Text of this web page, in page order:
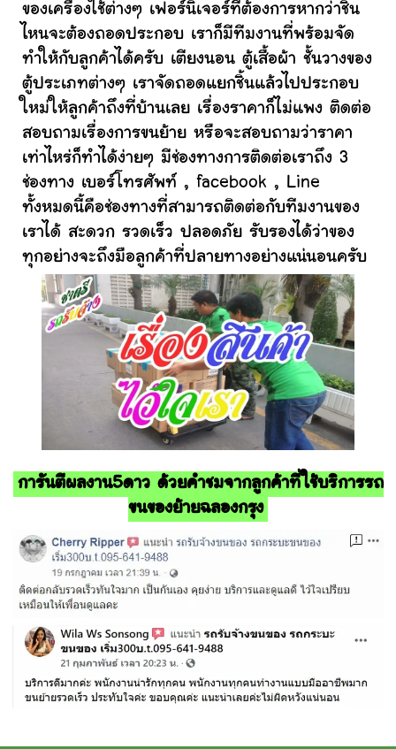
ของเครื่องใช้ต่างๆ เฟอร์นิเจอร์ที่ต้องการหากว่าชิ้น
ไหนจะต้องถอดประกอบ เราก็มีทีมงานที่พร้อมจัด
ทำให้กับลูกค้าได้ครับ เตียงนอน ตู้เสื้อผ้า ชั้นวางของ
ตู้ประเภทต่างๆ เราจัดถอดแยกชิ้นแล้วไปประกอบ
ใหม่ให้ลูกค้าถึงที่บ้านเลย เรื่องราคาก็ไม่แพง ติดต่อ
สอบถามเรื่องการขนย้าย หรือจะสอบถามว่าราคา
เท่าไหร่ก็ทำได้ง่ายๆ มีช่องทางการติดต่อเราถึง 3
ช่องทาง เบอร์โทรศัพท์ , facebook , Line
ทั้งหมดนี้คือช่องทางที่สามารถติดต่อกับทีมงานของ
เราได้ สะดวก รวดเร็ว ปลอดภัย รับรองได้ว่าของ
ทุกอย่างจะถึงมือลูกค้าที่ปลายทางอย่างแน่นอนครับ
การันตีผลงาน5ดาว ด้วยคำชมจากลูกค้าที่ใช้บริการรถ
ขนของย้ายฉลองกรุง